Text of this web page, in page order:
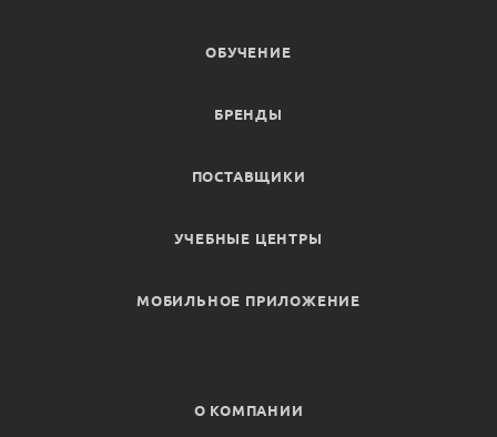
ОБУЧЕНИЕ
БРЕНДЫ
ПОСТАВЩИКИ
УЧЕБНЫЕ ЦЕНТРЫ
МОБИЛЬНОЕ ПРИЛОЖЕНИЕ
О КОМПАНИИ